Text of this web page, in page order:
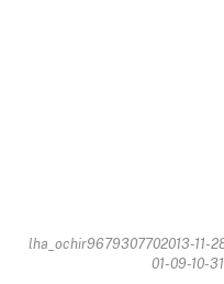
lha_ochir9679307702013-11-
01-09-10-